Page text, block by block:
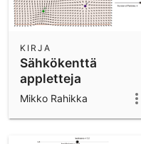
Sähkökenttä
appletteja
KIRJA
Mikko Rahikka